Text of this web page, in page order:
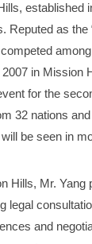
established
Reputed as
in
for the
32 nations
be seen in
Hills, Mr.
legal
and